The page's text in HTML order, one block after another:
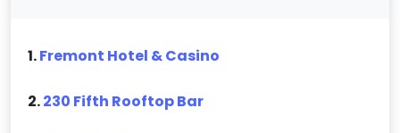
1.Fremont Hotel & Casino
2.230 Fifth Rooftop Bar